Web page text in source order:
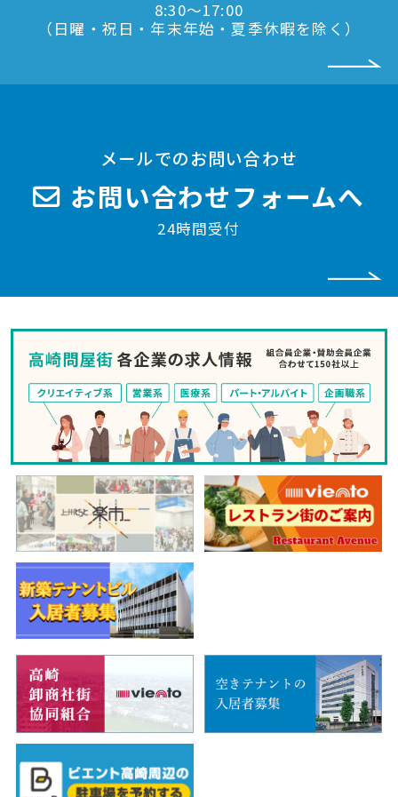
8:30〜17:00
（日曜・祝日・年末年始・夏季休暇を除く）
メールでのお問い合わせ
お問い合わせフォームへ
24時間受付